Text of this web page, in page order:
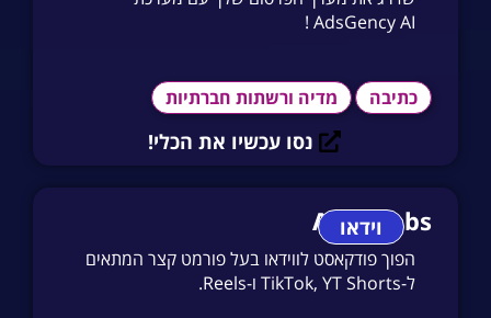
AdsGency AI !
כתיבה מדיה ורשתות חברתיות
נסו עכשיו את הכלי!
וידאו
Audiolabs
הפוך פודקאסט לווידאו בעל פורמט קצר המתאים
ל-TikTok, YT Shorts ו-Reels.